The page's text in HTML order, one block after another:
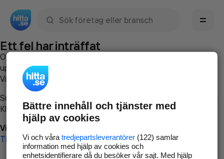
Ett fel har inträffat
Om du vill kan du
uppstod så att vi lättare och snabbare kan avhjälpa det.
Vänligen försök med följande:
Surfa till
Klicka påTillbaka-knappen i webbläsaren och försök igen
Vi beklagar besväret!
Till startsidan
Bättre innehåll och tjänster med
hjälp av cookies
Vi och våra tredjepartsleverantörer(122) samlar
information med hjälp av cookies och
enhetsidentifierare då du besöker vår sajt. Med hjälp